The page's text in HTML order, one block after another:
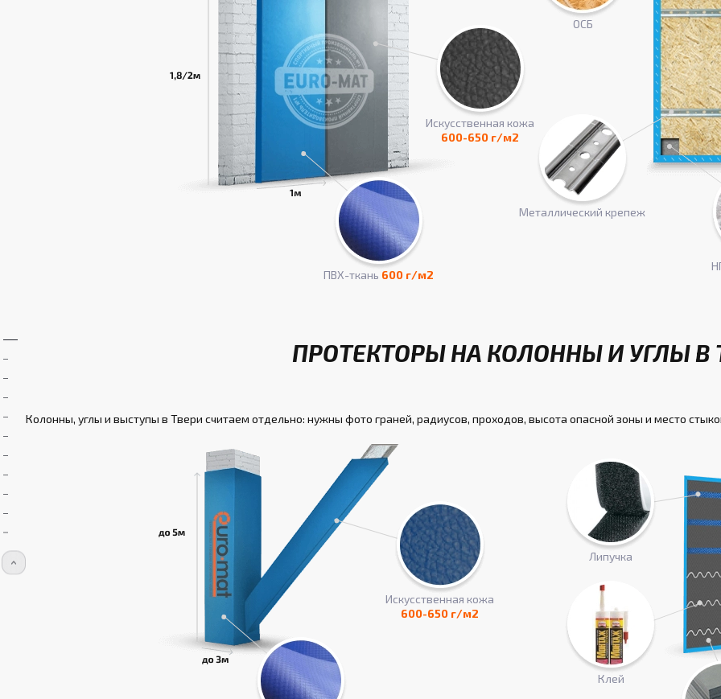
ПВХ-ткань 600 г/м2
Искусcтвенная кожа
600-650 г/м2
Металлический крепеж
ОСБ
ПРОТЕКТОРЫ НА КОЛОННЫ И УГЛЫ В
Колонны, углы и выступы в Твери считаем отдельно: нужны фото граней, радиусов, проходов, высота опасной зоны и место
Искусcтвенная кожа
600-650 г/м2
Клей
Липучка